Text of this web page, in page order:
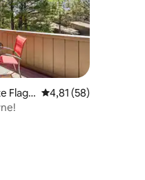
769
Flags
Vidutinis įvertinimas:
4,81 (58)